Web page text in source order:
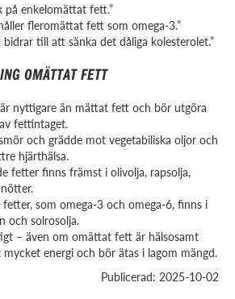
på enkelomättat fett.”
fleromättat fett som omega-3.”
till att sänka det dåliga kolesterolet.”
OMÄTTAT FETT
nyttigare än mättat fett och bör utgöra
fettintaget.
och grädde mot vegetabiliska oljor och
hjärthälsa.
fetter finns främst i olivolja, rapsolja,
som omega-3 och omega-6, finns i
och solrosolja.
– även om omättat fett är hälsosamt
mycket energi och bör ätas i lagom mängd.
Publicerad: 2025-10-02